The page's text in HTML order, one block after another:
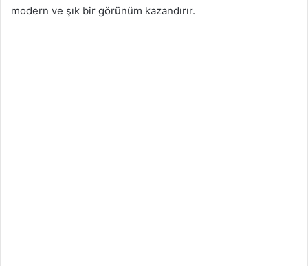
modern ve şık bir görünüm kazandırır.